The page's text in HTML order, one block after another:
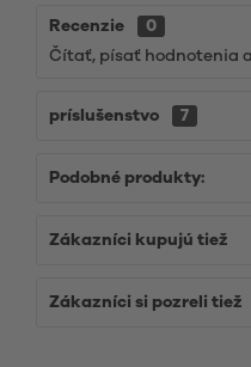
Recenzie
0
Čítať, písať hodnotenia
príslušenstvo 7
Podobné produkty:
Zákazníci kupujú tiež
Zákazníci si pozreli tiež